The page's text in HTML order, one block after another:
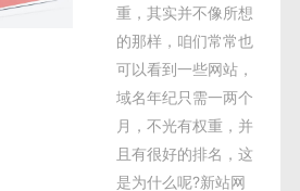
重，其实并不像所想
的那样，咱们常常也
可以看到一些网站，
域名年纪只需一两个
月，不光有权重，并
且有很好的排名，这
是为什么呢?新站网